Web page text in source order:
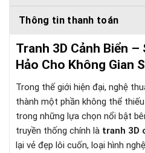
Thông tin thanh toán
Tranh 3D Cảnh Biển –
Hảo Cho Không Gian
Trong thế giới hiện đại, nghệ
thành một phần không thể
trong những lựa chọn nổi bật
truyền thống chính là tranh 3D
lại vẻ đẹp lôi cuốn, loại hình